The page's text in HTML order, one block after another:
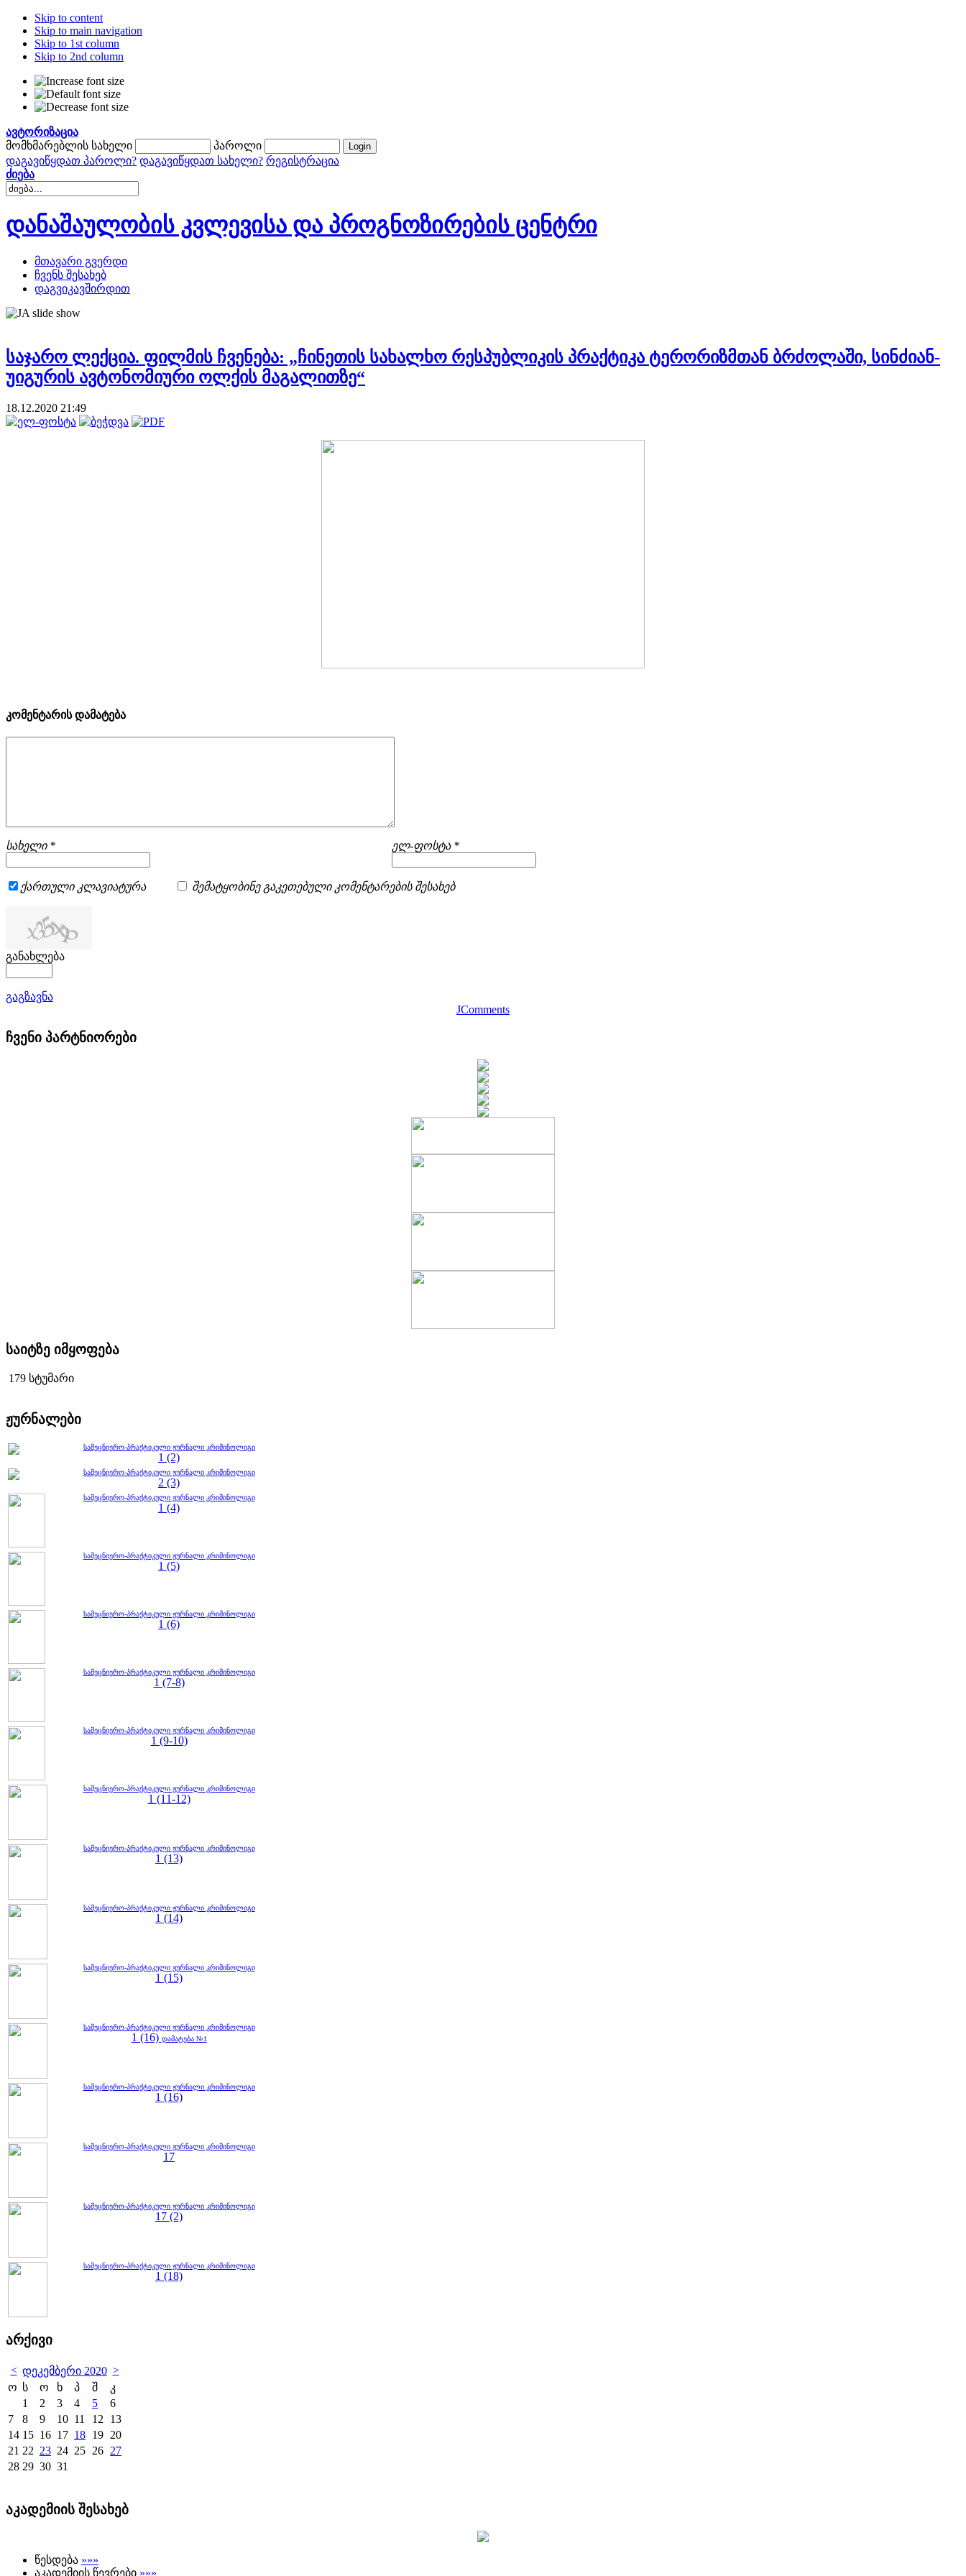
Skip to content
Skip to main navigation
Skip to 1st column
Skip to 2nd column
ავტორიზაცია
მომხმარებლის სახელი
პაროლი
დაგავიწყდათ პაროლი? დაგავიწყდათ სახელი? რეგისტრაცია
ძიება
დანაშაულობის კვლევისა და პროგნოზირების ცენტრი
მთავარი გვერდი
ჩვენს შესახებ
დაგვიკავშირდით
საჯარო ლექცია. ფილმის ჩვენება: „ჩინეთის სახალხო რესპუბლიკის პრაქტიკა ტერორიზმთან ბრძოლაში, სინძიან-
უიგურის ავტონომიური ოლქის მაგალითზე“
18.12.2020 21:49
კომენტარის დამატება
სახელი * ელ-ფოსტა *
ქართული კლავიატურა შემატყობინე გაკეთებული კომენტარების შესახებ
განახლება
გაგზავნა
JComments
ჩვენი პარტნიორები
საიტზე იმყოფება
179 სტუმარი
ჟურნალები
სამეცნიერო-პრაქტიკული ჟურნალი კრიმინოლიგი
1 (2)
სამეცნიერო-პრაქტიკული ჟურნალი კრიმინოლიგი
2 (3)
სამეცნიერო-პრაქტიკული ჟურნალი კრიმინოლიგი
1 (4)
სამეცნიერო-პრაქტიკული ჟურნალი კრიმინოლიგი
1 (5)
სამეცნიერო-პრაქტიკული ჟურნალი კრიმინოლიგი
1 (6)
სამეცნიერო-პრაქტიკული ჟურნალი კრიმინოლიგი
1 (7-8)
სამეცნიერო-პრაქტიკული ჟურნალი კრიმინოლიგი
1 (9-10)
სამეცნიერო-პრაქტიკული ჟურნალი კრიმინოლიგი
1 (11-12)
სამეცნიერო-პრაქტიკული ჟურნალი კრიმინოლიგი
1 (13)
სამეცნიერო-პრაქტიკული ჟურნალი კრიმინოლიგი
1 (14)
სამეცნიერო-პრაქტიკული ჟურნალი კრიმინოლიგი
1 (15)
სამეცნიერო-პრაქტიკული ჟურნალი კრიმინოლიგი
1 (16) დამატება №1
სამეცნიერო-პრაქტიკული ჟურნალი კრიმინოლიგი
1 (16)
სამეცნიერო-პრაქტიკული ჟურნალი კრიმინოლიგი
17
სამეცნიერო-პრაქტიკული ჟურნალი კრიმინოლიგი
17 (2)
სამეცნიერო-პრაქტიკული ჟურნალი კრიმინოლიგი
1 (18)
არქივი
< დეკემბერი 2020 >
ო ს ო ხ პ შ
კ
1
2 3 4 5
6
7
8 9 10 11 12
13
14 15 16 17 18 19 20
21 22 23 24 25 26 27
28 29 30 31
აკადემიის შესახებ
წესდება »»»
აკადემიის წევრები »»»